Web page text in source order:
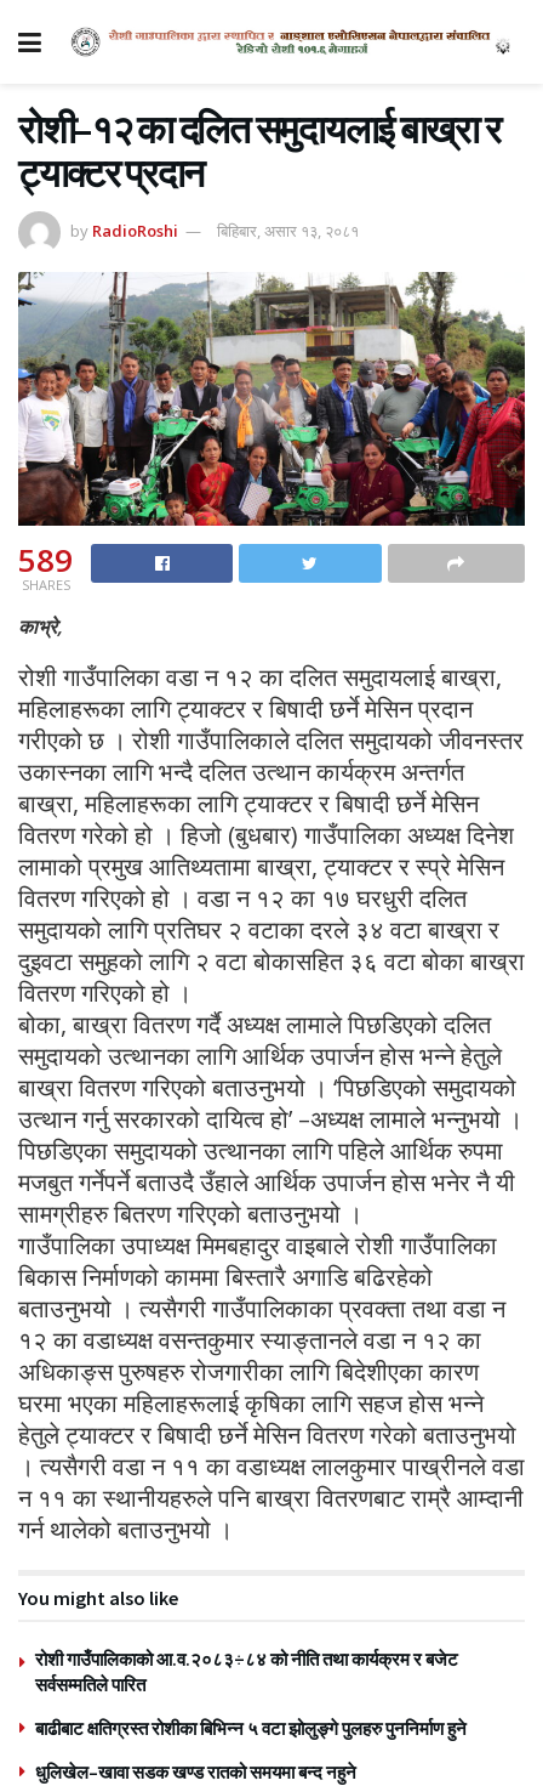
रोशी–१२ का दलित समुदायलाई बाख्रा र
ट्याक्टर प्रदान
by RadioRoshi बिहिबार, असार १३, २०८१
589
SHARES
काभ्रे,
रोशी गाउँपालिका वडा न १२ का दलित समुदायलाई बाख्रा,
महिलाहरूका लागि ट्याक्टर र बिषादी छर्ने मेसिन प्रदान
गरीएको छ । रोशी गाउँपालिकाले दलित समुदायको जीवनस्तर
उकास्नका लागि भन्दै दलित उत्थान कार्यक्रम अन्तर्गत
बाख्रा, महिलाहरूका लागि ट्याक्टर र बिषादी छर्ने मेसिन
वितरण गरेको हो । हिजो (बुधबार) गाउँपालिका अध्यक्ष दिनेश
लामाको प्रमुख आतिथ्यतामा बाख्रा, ट्याक्टर र स्प्रे मेसिन
वितरण गरिएको हो । वडा न १२ का १७ घरधुरी दलित
समुदायको लागि प्रतिघर २ वटाका दरले ३४ वटा बाख्रा र
दुइवटा समुहको लागि २ वटा बोकासहित ३६ वटा बोका बाख्रा
वितरण गरिएको हो ।
बोका, बाख्रा वितरण गर्दै अध्यक्ष लामाले पिछडिएको दलित
समुदायको उत्थानका लागि आर्थिक उपार्जन होस भन्ने हेतुले
बाख्रा वितरण गरिएको बताउनुभयो । ‘पिछडिएको समुदायको
उत्थान गर्नु सरकारको दायित्व हो’ –अध्यक्ष लामाले भन्नुभयो ।
पिछडिएका समुदायको उत्थानका लागि पहिले आर्थिक रुपमा
मजबुत गर्नेपर्ने बताउदै उँहाले आर्थिक उपार्जन होस भनेर नै यी
सामग्रीहरु बितरण गरिएको बताउनुभयो ।
गाउँपालिका उपाध्यक्ष मिमबहादुर वाइबाले रोशी गाउँपालिका
बिकास निर्माणको काममा बिस्तारै अगाडि बढिरहेको
बताउनुभयो । त्यसैगरी गाउँपालिकाका प्रवक्ता तथा वडा न
१२ का वडाध्यक्ष वसन्तकुमार स्याङ्तानले वडा न १२ का
अधिकाङ्स पुरुषहरु रोजगारीका लागि बिदेशीएका कारण
घरमा भएका महिलाहरूलाई कृषिका लागि सहज होस भन्ने
हेतुले ट्याक्टर र बिषादी छर्ने मेसिन वितरण गरेको बताउनुभयो
। त्यसैगरी वडा न ११ का वडाध्यक्ष लालकुमार पाख्रीनले वडा
न ११ का स्थानीयहरुले पनि बाख्रा वितरणबाट राम्रै आम्दानी
गर्न थालेको बताउनुभयो ।
You might also like
रोशी गाउँपालिकाको आ.व.२०८३÷८४ को नीति तथा कार्यक्रम र बजेट
सर्वसम्मतिले पारित
बाढीबाट क्षतिग्रस्त रोशीका बिभिन्न ५ वटा झोलुङ्गे पुलहरु पुननिर्माण हुने
धुलिखेल–खावा सडक खण्ड रातको समयमा बन्द नहुने